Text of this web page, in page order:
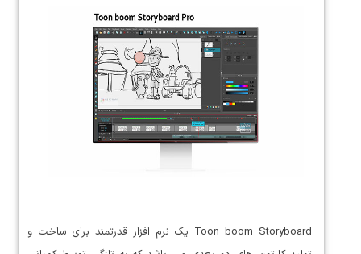
Toon boom Storyboard یک نرم افزار قدرتمند برای ساخت و